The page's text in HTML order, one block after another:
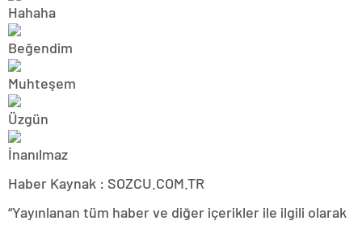
Haber Kaynak : SOZCU.COM.TR
“Yayınlanan tüm haber ve diğer içerikler ile ilgili olarak